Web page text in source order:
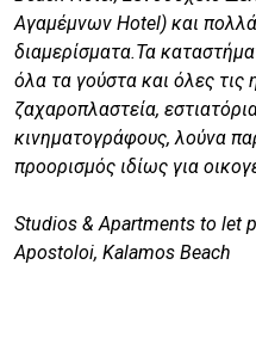
Αγαμέμνων Hotel) και
διαμερίσματα.Τα
όλα τα γούστα και όλες τις
ζαχαροπλαστεία,
κινηματογράφους, λούνα
προορισμός ιδίως για
Studios & Apartments to let
Apostoloi, Kalamos Beach